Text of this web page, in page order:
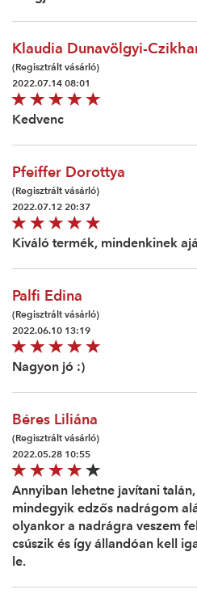
Klaudia Dunavölgyi-
(Regisztrált vásárló)
2022.07.14 08:01
Kedvenc
Pfeiffer Dorottya
(Regisztrált vásárló)
2022.07.12 20:37
Kiváló termék, mindenkinek
Palfi Edina
(Regisztrált vásárló)
2022.06.10 13:19
Nagyon jó :)
Béres Liliána
(Regisztrált vásárló)
2022.05.28 10:55
Annyiban lehetne javítani
mindegyik edzős nadrágom
olyankor a nadrágra veszem
csúszik és így állandóan kell
le.